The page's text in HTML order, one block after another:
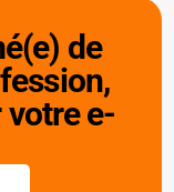
de
e-